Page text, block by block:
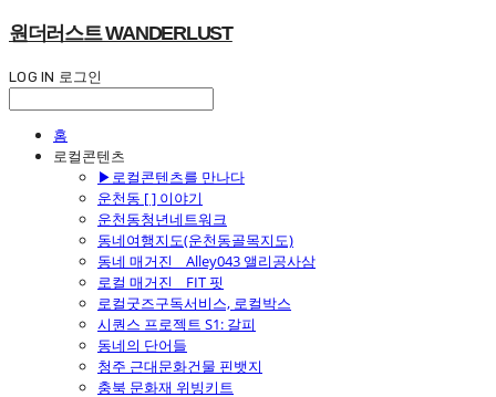
원더러스트 WANDERLUST
LOG IN 로그인
홈
로컬콘텐츠
▶로컬콘텐츠를 만나다
운천동 [ ] 이야기
운천동청년네트워크
동네여행지도(운천동골목지도)
동네 매거진 _ Alley043 앨리공사삼
로컬 매거진 _ FIT 핏
로컬굿즈구독서비스, 로컬박스
시퀀스 프로젝트 S1: 갈피
동네의 단어들
청주 근대문화건물 핀뱃지
충북 문화재 위빙키트